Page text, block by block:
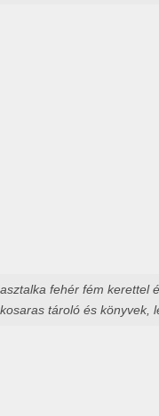
fehér fém kerettel
tároló és könyvek,